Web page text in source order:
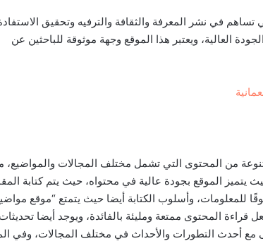
تساهم في نشر المعرفة والثقافة والترفيه وتحقيق
العالية، ويعتبر هذا الموقع وجهة موثوقة للباحثين عن
من المحتوى التي تشمل مختلف المجالات والمواضيع،
يتميز الموقع بجودة عالية في محتواه، حيث يتم كتابة
للمعلومات، وأسلوب الكتابة أيضا حيث يتمتع “موقع
المحتوى ممتعة ومليئة بالفائدة، ويوجد أيضا تحديثات
مع أحدث التطورات والأحداث في مختلف المجالات، وفي